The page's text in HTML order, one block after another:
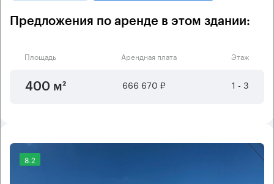
Предложения по аренде в этом здании:
Площадь Арендная плата Этаж
400 м² 666 670 ₽ 1 - 3
8.2